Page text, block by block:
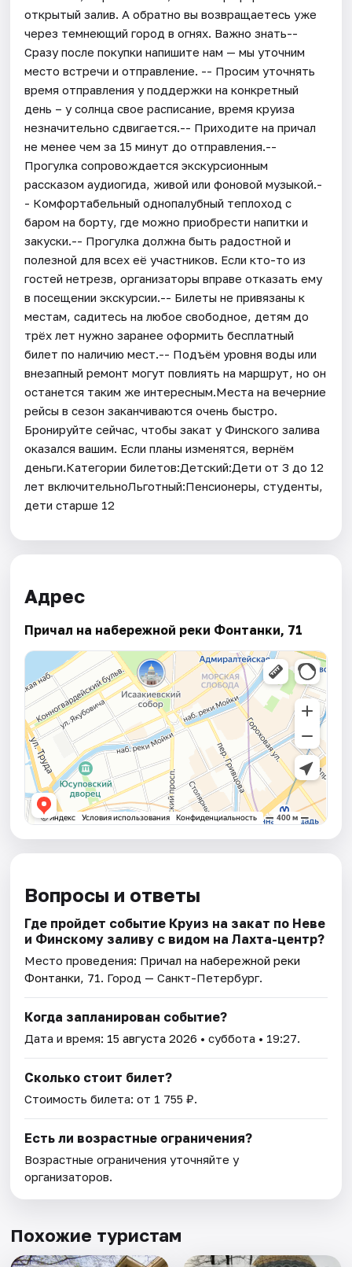
открытый залив. А обратно вы возвращаетесь уже
через темнеющий город в огнях. Важно знать--
Сразу после покупки напишите нам — мы уточним
место встречи и отправление. -- Просим уточнять
время отправления у поддержки на конкретный
день – у солнца свое расписание, время круиза
незначительно сдвигается.-- Приходите на причал
не менее чем за 15 минут до отправления.--
Прогулка сопровождается экскурсионным
рассказом аудиогида, живой или фоновой музыкой.-
- Комфортабельный однопалубный теплоход с
баром на борту, где можно приобрести напитки и
закуски.-- Прогулка должна быть радостной и
полезной для всех её участников. Если кто-то из
гостей нетрезв, организаторы вправе отказать ему
в посещении экскурсии.-- Билеты не привязаны к
местам, садитесь на любое свободное, детям до
трёх лет нужно заранее оформить бесплатный
билет по наличию мест.-- Подъём уровня воды или
внезапный ремонт могут повлиять на маршрут, но он
останется таким же интересным.Места на вечерние
рейсы в сезон заканчиваются очень быстро.
Бронируйте сейчас, чтобы закат у Финского залива
оказался вашим. Если планы изменятся, вернём
деньги.Категории билетов:Детский:Дети от 3 до 12
лет включительноЛьготный:Пенсионеры, студенты,
дети старше 12
Адрес
Причал на набережной реки Фонтанки, 71
Вопросы и ответы
Где пройдет событие Круиз на закат по Неве
и Финскому заливу с видом на Лахта-центр?
Место проведения: Причал на набережной реки
Фонтанки, 71. Город — Санкт-Петербург.
Когда запланирован событие?
Дата и время: 15 августа 2026 • суббота • 19:27.
Сколько стоит билет?
Стоимость билета: от 1 755 ₽.
Есть ли возрастные ограничения?
Возрастные ограничения уточняйте у
организаторов.
Похожие туристам